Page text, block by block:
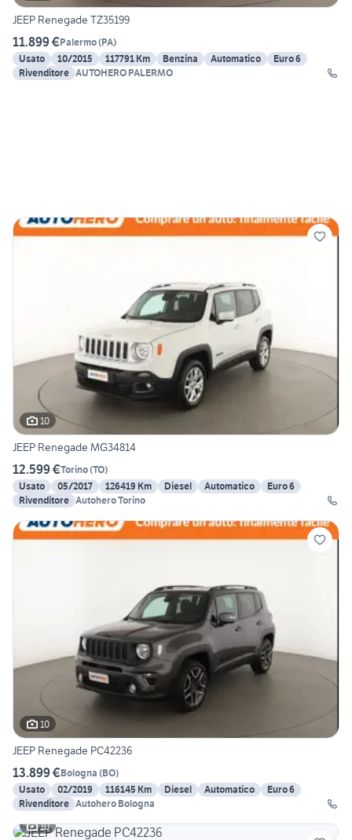
JEEP Renegade TZ35199
11.899 €Palermo(PA)
Usato
10/2015 117791 Km Benzina Automatico
Euro 6
Rivenditore AUTOHERO PALERMO
10
JEEP Renegade MG34814
12.599 €Torino(TO)
Usato
05/2017 126419 Km Diesel Automatico
Euro 6
Rivenditore Autohero Torino
10
JEEP Renegade PC42236
13.899 €Bologna (BO)
Usato
02/2019 116145 Km Diesel Automatico
Euro 6
Rivenditore Autohero Bologna
10